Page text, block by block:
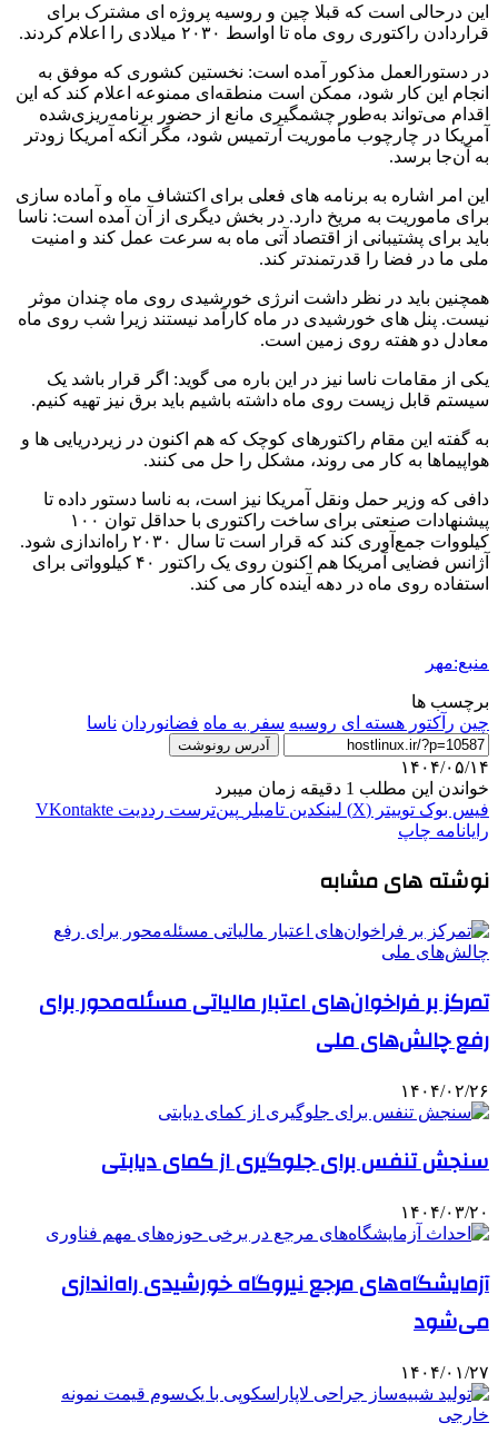
این درحالی است که قبلا چین و روسیه پروژه ای مشترک برای
قراردادن راکتوری روی ماه تا اواسط ۲۰۳۰ میلادی را اعلام کردند.
در دستورالعمل مذکور آمده است: نخستین کشوری که موفق به
انجام این کار شود، ممکن است منطقه‌ای ممنوعه اعلام کند که این
اقدام می‌تواند به‌طور چشمگیری مانع از حضور برنامه‌ریزی‌شده
آمریکا در چارچوب مأموریت آرتمیس شود، مگر آنکه آمریکا زودتر
به آن‌جا برسد.
این امر اشاره به برنامه های فعلی برای اکتشاف ماه و آماده سازی
برای ماموریت به مریخ دارد. در بخش دیگری از آن آمده است: ناسا
باید برای پشتیبانی از اقتصاد آتی ماه به سرعت عمل کند و امنیت
ملی ما در فضا را قدرتمندتر کند.
همچنین باید در نظر داشت انرژی خورشیدی روی ماه چندان موثر
نیست. پنل های خورشیدی در ماه کارآمد نیستند زیرا شب روی ماه
معادل دو هفته روی زمین است.
یکی از مقامات ناسا نیز در این باره می گوید: اگر قرار باشد یک
سیستم قابل زیست روی ماه داشته باشیم باید برق نیز تهیه کنیم.
به گفته این مقام راکتورهای کوچک که هم اکنون در زیردریایی ها و
هواپیماها به کار می روند، مشکل را حل می کنند.
دافی که وزیر حمل ونقل آمریکا نیز است، به ناسا دستور داده تا
پیشنهادات صنعتی برای ساخت راکتوری با حداقل توان ۱۰۰
کیلووات جمع‌آوری کند که قرار است تا سال ۲۰۳۰ راه‌اندازی شود.
آژانس فضایی آمریکا هم اکنون روی یک راکتور ۴۰ کیلوواتی برای
استفاده روی ماه در دهه آینده کار می کند.
منبع:مهر
برچسب ها
چین رآکتور هسته ای روسیه سفر به ماه فضانوردان ناسا
آدرس رونوشت
۱۴۰۴/۰۵/۱۴
خواندن این مطلب 1 دقیقه زمان میبرد
فیس بوک توییتر (X) لینکدین ‫تامبلر ‫پین‌ترست ‫رددیت ‫VKontakte
رایانامه چاپ
نوشته های مشابه
تمرکز بر فراخوان‌های اعتبار مالیاتی مسئله‌محور برای
رفع چالش‌های ملی
۱۴۰۴/۰۲/۲۶
سنجش تنفس برای جلوگیری از کمای دیابتی
۱۴۰۴/۰۳/۲۰
آزمایشگاه‌های مرجع نیروگاه خورشیدی راه‌اندازی
می‌شود
۱۴۰۴/۰۱/۲۷